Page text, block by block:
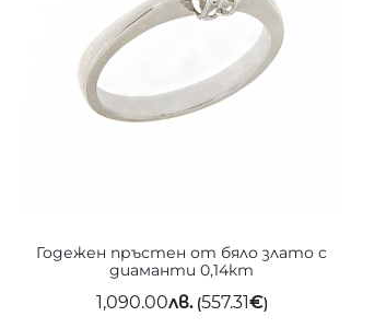
Годежен пръстен от бяло злато с
диаманти 0,14кт
1,090.00лв.(557.31€)